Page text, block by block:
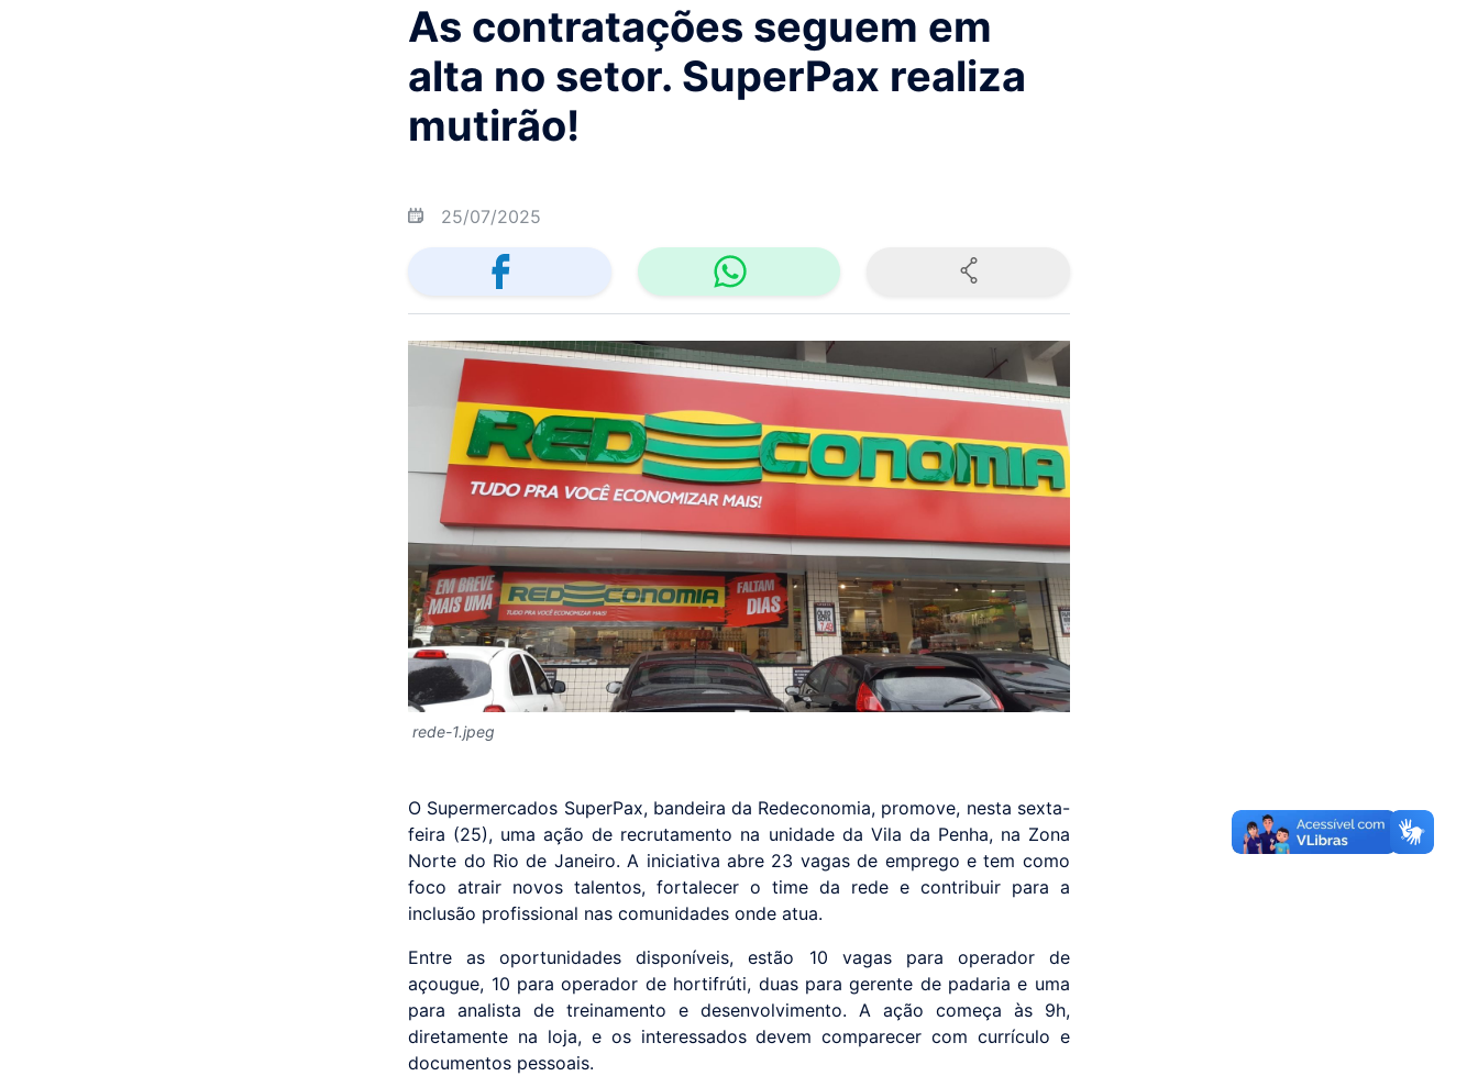
As contratações seguem em
alta no setor. SuperPax realiza
mutirão!
25/07/2025
rede-1.jpeg
O Supermercados SuperPax, bandeira da Redeconomia, promove, nesta sexta-
feira (25), uma ação de recrutamento na unidade da Vila da Penha, na Zona
Norte do Rio de Janeiro. A iniciativa abre 23 vagas de emprego e tem como
foco atrair novos talentos, fortalecer o time da rede e contribuir para a
inclusão profissional nas comunidades onde atua.
Entre as oportunidades disponíveis, estão 10 vagas para operador de
açougue, 10 para operador de hortifrúti, duas para gerente de padaria e uma
para analista de treinamento e desenvolvimento. A ação começa às 9h,
diretamente na loja, e os interessados devem comparecer com currículo e
documentos pessoais.